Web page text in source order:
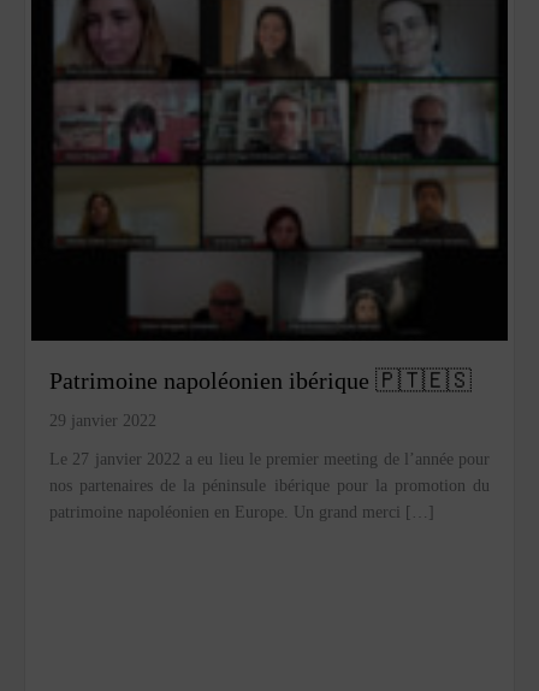
Patrimoine napoléonien ibérique 🇵🇹🇪🇸
29 janvier 2022
Le 27 janvier 2022 a eu lieu le premier meeting de l’année pour
nos partenaires de la péninsule ibérique pour la promotion du
patrimoine napoléonien en Europe. Un grand merci […]